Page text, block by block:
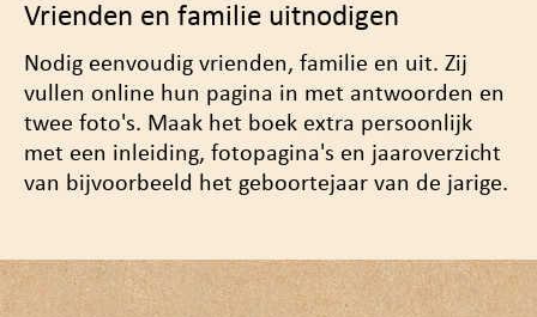
Vrienden en familie uitnodigen
Nodig eenvoudig vrienden, familie en uit. Zij
vullen online hun pagina in met antwoorden en
twee foto's. Maak het boek extra persoonlijk
met een inleiding, fotopagina's en jaaroverzicht
van bijvoorbeeld het geboortejaar van de jarige.